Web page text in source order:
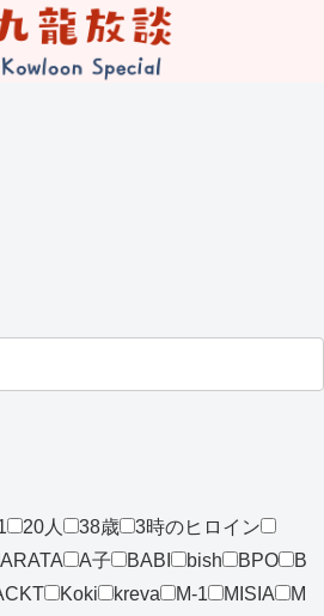
20人 38歳
3時のヒロイン
ARATA A子 BABI bish BPO
B
Koki kreva M-1 MISIA
M